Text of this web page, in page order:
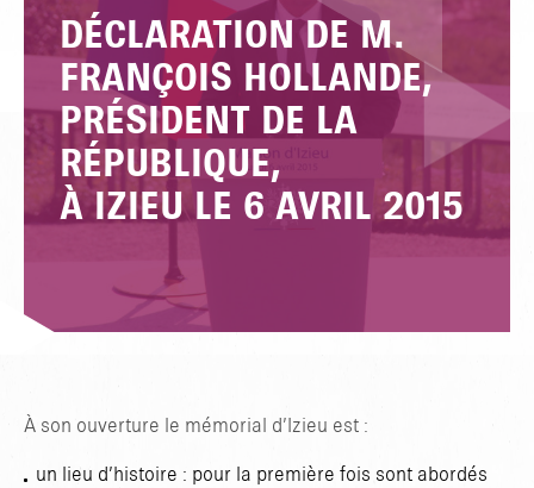
TAPER ENTRER POUR RECHERCHER OU ESC POUR FERMER
DÉCLARATION DE M.
FRANÇOIS HOLLANDE,
PRÉSIDENT DE LA
RÉPUBLIQUE,
À IZIEU LE 6 AVRIL 2015
À son ouverture le mémorial d’Izieu est :
un lieu d’histoire : pour la première fois sont abordés